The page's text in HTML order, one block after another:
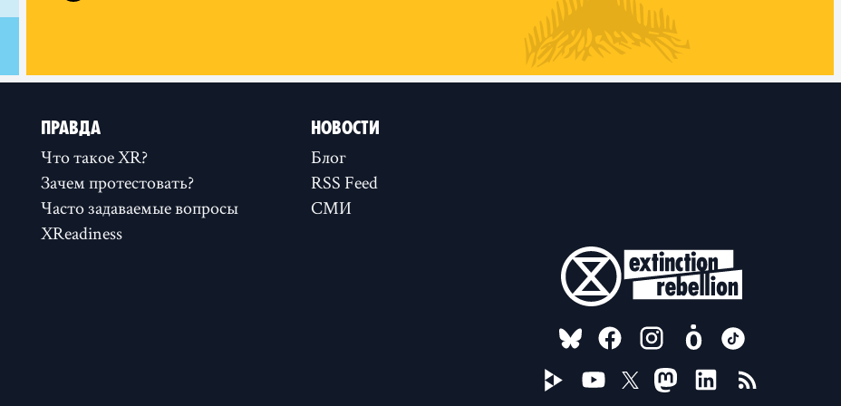
ПРАВДА
Что такое XR?
Зачем протестовать?
Часто задаваемые вопросы
XReadiness
НОВОСТИ
Блог
RSS Feed
СМИ
FOLLOW US ON